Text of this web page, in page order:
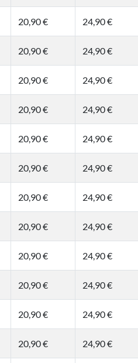
20,90 € 24,90 €
20,90 € 24,90 €
20,90 € 24,90 €
20,90 € 24,90 €
20,90 € 24,90 €
20,90 € 24,90 €
20,90 € 24,90 €
20,90 € 24,90 €
20,90 € 24,90 €
20,90 € 24,90 €
20,90 € 24,90 €
20,90 € 24,90 €